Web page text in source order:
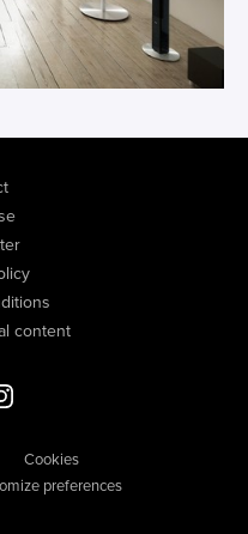
content
Luxury Properties
Luxury Properties
Cookies
preferences